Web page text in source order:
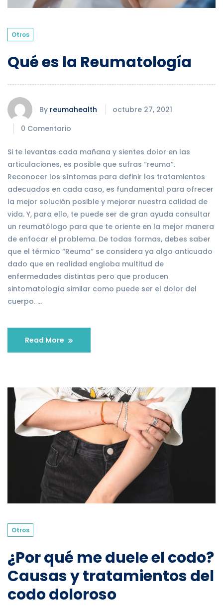
Otros
Qué es la Reumatología
By reumahealth
octubre 27, 2021
0 Comentario
Si te levantas cada mañana y sientes dolor en las
articulaciones, es posible que sufras “reuma”.
Reconocer los síntomas para definir los tratamientos
adecuados en cada caso, es fundamental para ofrecer
la mejor solución posible y mejorar nuestra calidad de
vida. Y, para ello, te puede ser de gran ayuda consultar
un reumatólogo para que te oriente en la mejor manera
de enfocar el problema. De todas formas, debes saber
que el térmico “Reuma” se considera ya algo anticuado
dado que en realidad engloba multitud de
enfermedades distintas pero que producen
sintomatología similar como puede ser el dolor del
cuerpo. …
Read More
Otros
¿Por qué me duele el codo?
Causas y tratamientos del
codo doloroso